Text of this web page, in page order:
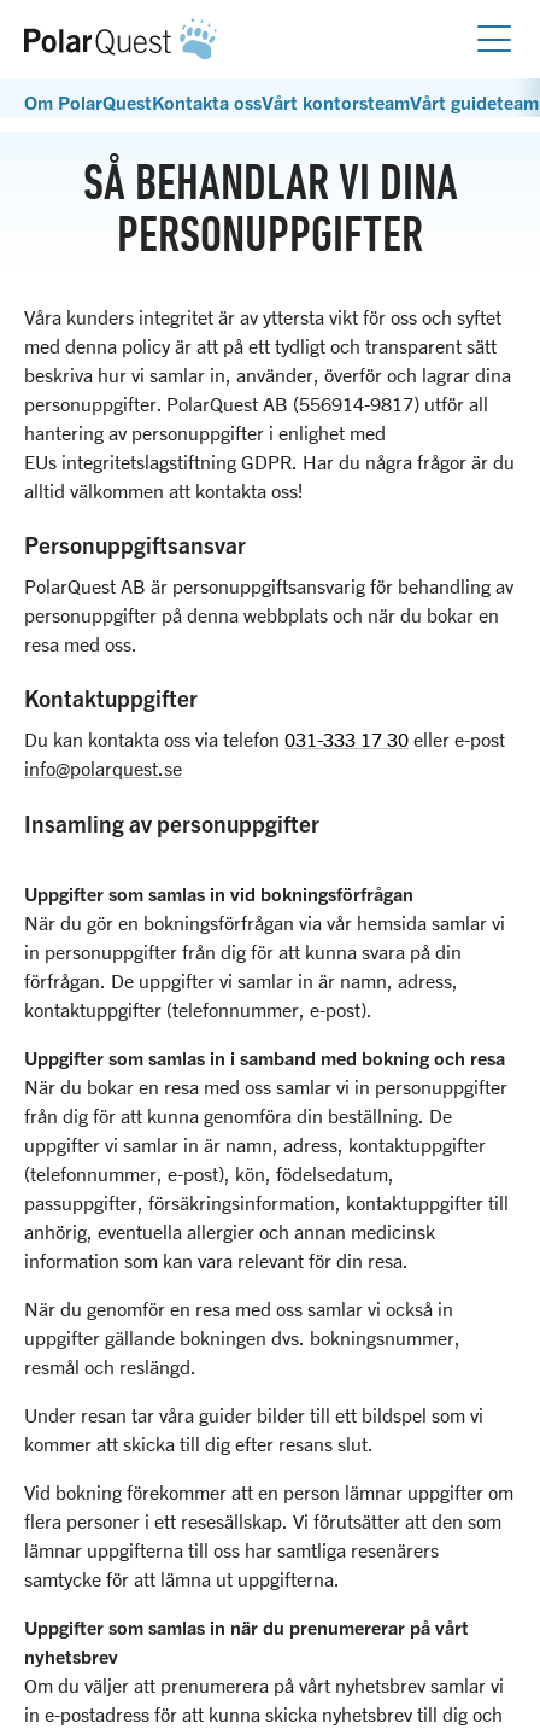
Mina bokningar
Resor
Svalbard
Grönland
Antarktis
Galapagos
Resekalender
Boka en hel avgång
Vad säger våra resenärer?
Kalender
Fartyg
M/S Stockholm
M/S Sjøveien
M/S Balto
Ocean Nova
Coral II
Inspiration
Blogg
Evenemang
Webinar
Instagram
Linkedin
Hållbarhet
Ambassadörer
Hållbarhet ombord
Vi klimatinvesterar
Om PolarQuest
Vårt kontorsteam
Vårt guideteam
Unlimited Travel Group
Resevillkor
Nytt regelverk på Svalbard
Press
Om PolarQuestKontakta ossVårt kontorsteamVårt guideteam
SÅ BEHANDLAR VI DINA
PERSONUPPGIFTER
Våra kunders integritet är av yttersta vikt för oss och syftet
med denna policy är att på ett tydligt och transparent sätt
beskriva hur vi samlar in, använder, överför och lagrar dina
personuppgifter. PolarQuest AB (556914-9817) utför all
hantering av personuppgifter i enlighet med
EUs integritetslagstiftning GDPR. Har du några frågor är du
alltid välkommen att kontakta oss!
Personuppgiftsansvar
PolarQuest AB är personuppgiftsansvarig för behandling av
personuppgifter på denna webbplats och när du bokar en
resa med oss.
Kontaktuppgifter
Du kan kontakta oss via telefon 031-333 17 30 eller e-post
info@polarquest.se
Insamling av personuppgifter
Uppgifter som samlas in vid bokningsförfrågan
När du gör en bokningsförfrågan via vår hemsida samlar vi
in personuppgifter från dig för att kunna svara på din
förfrågan. De uppgifter vi samlar in är namn, adress,
kontaktuppgifter (telefonnummer, e-post).
Uppgifter som samlas in i samband med bokning och resa
När du bokar en resa med oss samlar vi in personuppgifter
från dig för att kunna genomföra din beställning. De
uppgifter vi samlar in är namn, adress, kontaktuppgifter
(telefonnummer, e-post), kön, födelsedatum,
passuppgifter, försäkringsinformation, kontaktuppgifter till
anhörig, eventuella allergier och annan medicinsk
information som kan vara relevant för din resa.
När du genomför en resa med oss samlar vi också in
uppgifter gällande bokningen dvs. bokningsnummer,
resmål och reslängd.
Under resan tar våra guider bilder till ett bildspel som vi
kommer att skicka till dig efter resans slut.
Vid bokning förekommer att en person lämnar uppgifter om
flera personer i ett resesällskap. Vi förutsätter att den som
lämnar uppgifterna till oss har samtliga resenärers
samtycke för att lämna ut uppgifterna.
Uppgifter som samlas in när du prenumererar på vårt
nyhetsbrev
Om du väljer att prenumerera på vårt nyhetsbrev samlar vi
in e-postadress för att kunna skicka nyhetsbrev till dig och